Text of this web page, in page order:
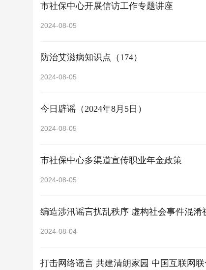
市社保中心开展信访工作专题讲座
2024-08-05
防治艾滋病知识点（174）
2024-08-05
今日辟谣（2024年8月5日）
2024-08-05
市社保中心多渠道宣传职业年金政策
2024-08-05
编造涉汛谣言扰乱秩序 虚构社会事件混
2024-08-04
打击网络谣言 共建清朗家园 中国互联网